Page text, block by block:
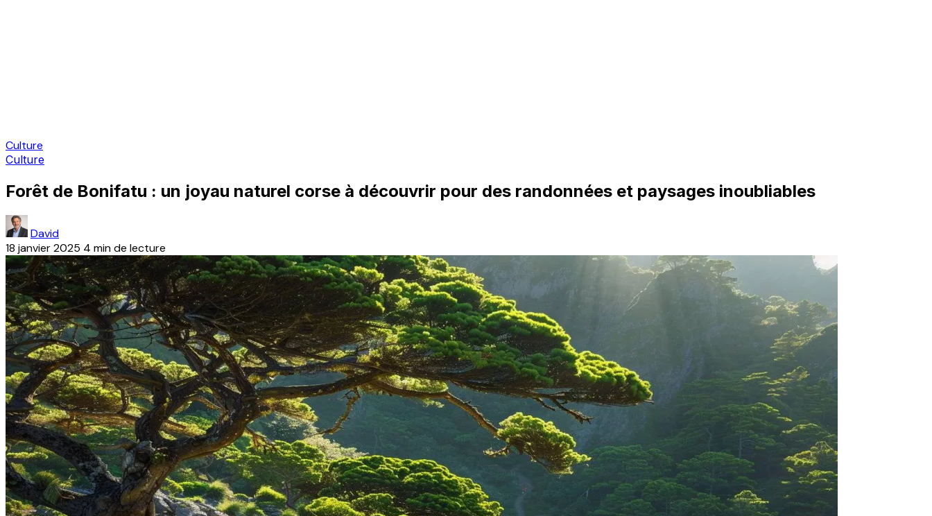
Culture
Culture
Forêt de Bonifatu : un joyau naturel corse à découvrir pour des randonnées et paysages inoubliables
David
18 janvier 2025 4 min de lecture